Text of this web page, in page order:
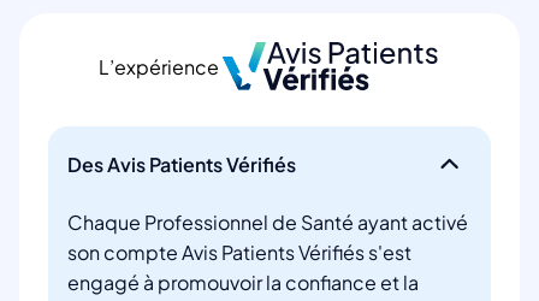
L’expérience
Des Avis Patients Vérifiés
Chaque Professionnel de Santé ayant activé
son compte Avis Patients Vérifiés s'est
engagé à promouvoir la confiance et la